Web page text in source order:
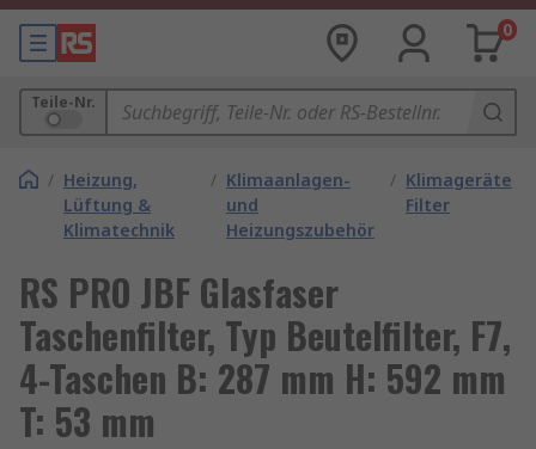
0
Teile-Nr.
/ Heizung,
Lüftung &
Klimatechnik
/ Klimaanlagen-
und
Heizungszubehör
/ Klimageräte
Filter
RS PRO JBF Glasfaser
Taschenfilter, Typ Beutelfilter, F7,
4-Taschen B: 287 mm H: 592 mm
T: 53 mm